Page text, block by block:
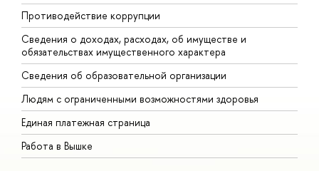
Противодействие коррупции
Сведения о доходах, расходах, об имуществе и
обязательствах имущественного характера
Сведения об образовательной организации
Людям с ограниченными возможностями здоровья
Единая платежная страница
Работа в Вышке